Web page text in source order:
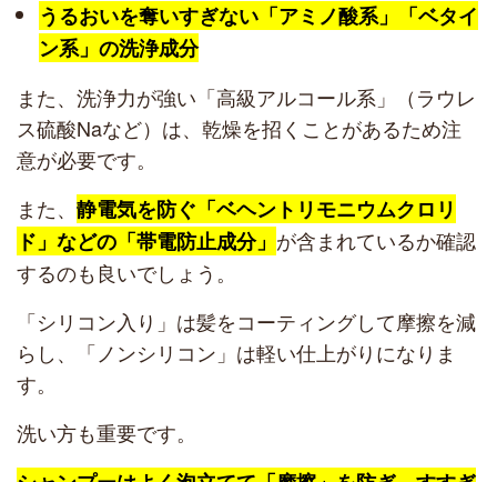
うるおいを奪いすぎない「アミノ酸系」「ベタイ
ン系」の洗浄成分
また、洗浄力が強い「高級アルコール系」（ラウレ
ス硫酸Naなど）は、乾燥を招くことがあるため注
意が必要です。
また、 静電気を防ぐ「ベヘントリモニウムクロリ
ド」などの「帯電防止成分」 が含まれているか確認
するのも良いでしょう。
「シリコン入り」は髪をコーティングして摩擦を減
らし、「ノンシリコン」は軽い仕上がりになりま
す。
洗い方も重要です。